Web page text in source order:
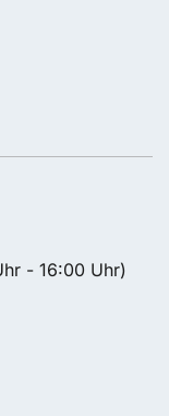
- 16:00 Uhr)